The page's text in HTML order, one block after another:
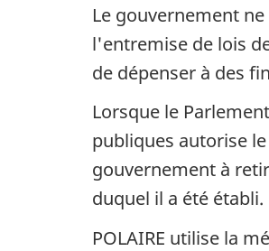
Le gouvernement
l'entremise de lois
de dépenser à des
Lorsque le
publiques autorise
gouvernement à
duquel il a été établi.
POLAIRE utilise la